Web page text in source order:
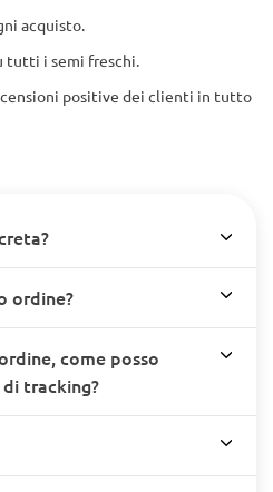
acquisto.
tutti i semi freschi.
positive dei clienti in tutto
ordine?
come posso
tracking?